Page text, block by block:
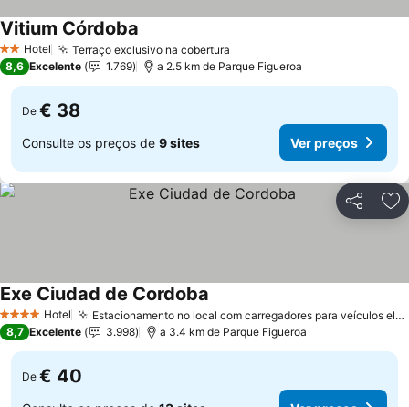
2 Estrelas
Hotel Terraço exclusivo na cobertura
Vitium Córdoba
8,6 Excelente 1.769 a 2.5 km de Parque Figueroa
De € 38
Consulte os preços de 9 sites Ver preços
Partilhar
4 EstrelasHotel Estacionamento no local com carregadores para veículos elétricos
Exe Ciudad de Cordoba
8,7 Excelente 3.998 a 3.4 km de Parque Figueroa
De € 40